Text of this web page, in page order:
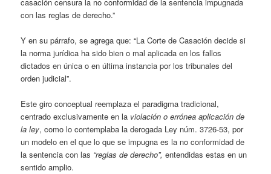
con las reglas de derecho.”
Y en su párrafo, se agrega que: “La Corte de Casación decide si
la norma jurídica ha sido bien o mal aplicada en los fallos
dictados en única o en última instancia por los tribunales del
orden judicial”.
Este giro conceptual reemplaza el paradigma tradicional,
centrado exclusivamente en la violación o errónea aplicación de
la ley, como lo contemplaba la derogada Ley núm. 3726-53, por
un modelo en el que lo que se impugna es la no conformidad de
la sentencia con las “reglas de derecho”, entendidas estas en un
sentido amplio.